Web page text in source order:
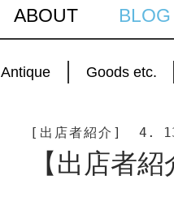
ABOUT BLOG
Antique Goods etc.
[出店者紹介] 4.
【出店者